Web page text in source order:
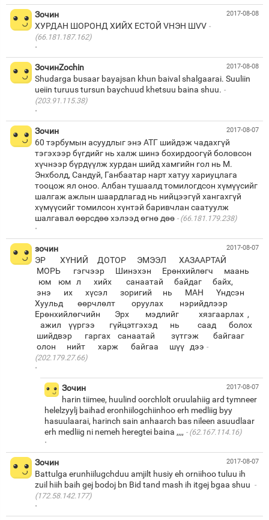
2017-08-08
Зочин
ХУРДАН ШОРОНД ХИЙХ ЕСТОЙ VНЭН ШVV
(66.181.187.162)
·
2017-08-08
ЗочинZochin
Shudarga busaar bayajsan khun baival shalgaarai. Suuliin
ueiin turuus tursun baychuud khetsuu baina shuu.
(203.91.115.38)
·
2017-08-07
Зочин
60 тэрбумын асуудлыг энэ АТГ шийдэж чадахгүй
тэгэхээр бүгдийг нь халж шинэ бохирдоогүй боловсон
хүчнээр бүрдүүлж хурдан шийд хамгийн гол нь М.
Энхболд, Сандуй, Ганбаатар нарт хатуу хариуцлага
тооцож ял оноо. Албан тушаалд томилогдсон хүмүүсийг
шалгаж ажлын шаардлагад нь нийцээгүй хангахгүй
хүмүүсийг томилсон хүнтэй баривчлан саатуулж
шалгавал өөрсдөө хэлээд өгнө дөө
(66.181.179.238)
·
2017-08-07
зочин
ЭР ХҮНИЙ ДОТОР ЭМЭЭЛ ХАЗААРТАЙ
МОРЬ гэгчээр Шинэхэн Ерөнхийлөгч маань
юм юм л хийх санаатай байдаг байх,
энэ их хүсэл зоригий нь МАН Үндсэн
Хуульд өөрчлөлт оруулах нэрийдлээр
Ерөнхийлөгчийн Эрх мэдлийг хязгаарлах ,
ажил үүргээ гүйцэтгэхэд нь саад болох
шийдвэр гаргах санаатай зүтгэж байгааг
олон нийт харж байгаа шүү дээ
(202.179.27.66)
·
2017-08-07
Зочин
harin tiimee, huulind oorchlolt oruulahiig ard tymneer
helelzyylj baihad eronhiilogchiinhoo erh medliig byy
hasuulaarai, harinch sain anhaarch bas nileen asuudlaar
erh medliig ni nemeh heregtei baina ,,,,
(62.167.114.16)
·
2017-08-07
Зочин
Battulga erunhiilugchduu amjilt husiy eh orniihoo tuluu ih
zuil hiih baih gej bodoj bn Bid tand mash ih itgej bgaa shuu
(172.58.142.177)
·